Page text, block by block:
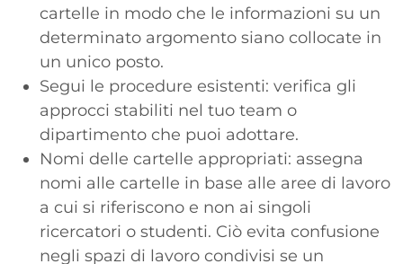
cartelle in modo che le informazioni su un
determinato argomento siano collocate in
un unico posto.
Segui le procedure esistenti: verifica gli
approcci stabiliti nel tuo team o
dipartimento che puoi adottare.
Nomi delle cartelle appropriati: assegna
nomi alle cartelle in base alle aree di lavoro
a cui si riferiscono e non ai singoli
ricercatori o studenti. Ciò evita confusione
negli spazi di lavoro condivisi se un